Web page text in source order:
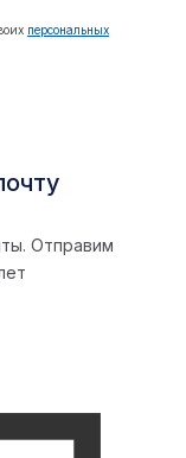
персональных
Отправим